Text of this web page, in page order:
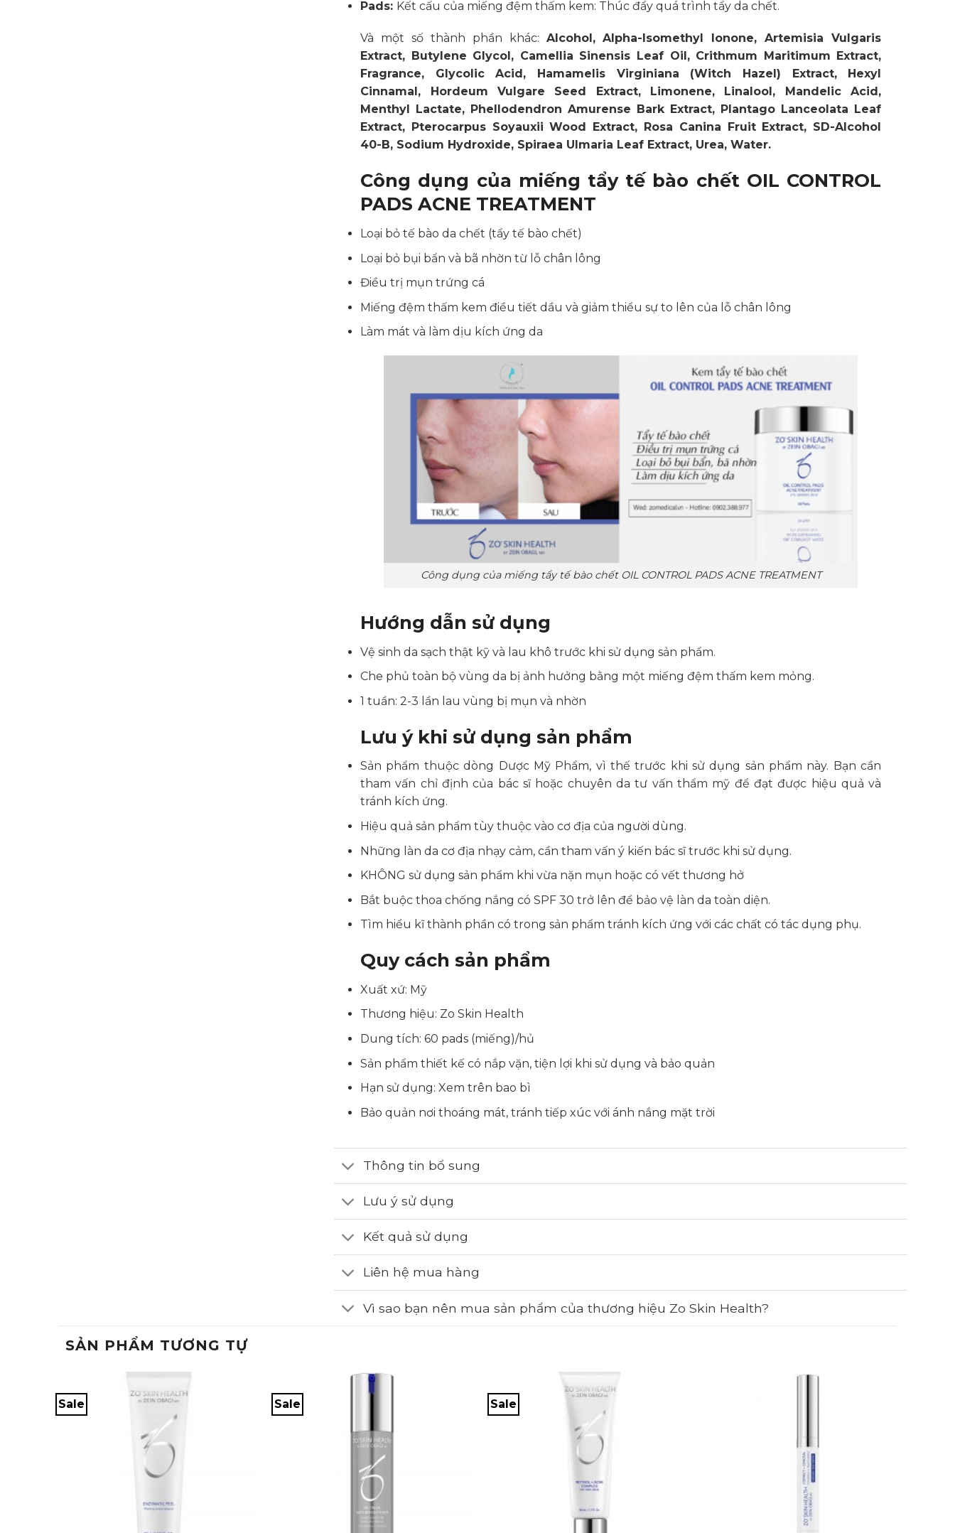
Pads: Kết cấu của miếng đệm thấm kem: Thúc đẩy quá trình tẩy da chết.
Và một số thành phần khác: Alcohol, Alpha-Isomethyl Ionone, Artemisia Vulgaris
Extract, Butylene Glycol, Camellia Sinensis Leaf Oil, Crithmum Maritimum Extract,
Fragrance, Glycolic Acid, Hamamelis Virginiana (Witch Hazel) Extract, Hexyl
Cinnamal, Hordeum Vulgare Seed Extract, Limonene, Linalool, Mandelic Acid,
Menthyl Lactate, Phellodendron Amurense Bark Extract, Plantago Lanceolata Leaf
Extract, Pterocarpus Soyauxii Wood Extract, Rosa Canina Fruit Extract, SD-Alcohol
40-B, Sodium Hydroxide, Spiraea Ulmaria Leaf Extract, Urea, Water.
Công dụng của miếng tẩy tế bào chết OIL CONTROL
PADS ACNE TREATMENT
Loại bỏ tế bào da chết (tẩy tế bào chết)
Loại bỏ bụi bẩn và bã nhờn từ lỗ chân lông
Điều trị mụn trứng cá
Miếng đệm thấm kem điều tiết dầu và giảm thiểu sự to lên của lỗ chân lông
Làm mát và làm dịu kích ứng da
Công dụng của miếng tẩy tế bào chết OIL CONTROL PADS ACNE TREATMENT
Hướng dẫn sử dụng
Vệ sinh da sạch thật kỹ và lau khô trước khi sử dụng sản phẩm.
Che phủ toàn bộ vùng da bị ảnh hưởng bằng một miếng đệm thấm kem mỏng.
1 tuần: 2-3 lần lau vùng bị mụn và nhờn
Lưu ý khi sử dụng sản phẩm
Sản phẩm thuộc dòng Dược Mỹ Phẩm, vì thế trước khi sử dụng sản phẩm này. Bạn cần
tham vấn chỉ định của bác sĩ hoặc chuyên da tư vấn thẩm mỹ để đạt được hiệu quả và
tránh kích ứng.
Hiệu quả sản phẩm tùy thuộc vào cơ địa của người dùng.
Những làn da cơ địa nhạy cảm, cần tham vấn ý kiến bác sĩ trước khi sử dụng.
KHÔNG sử dụng sản phẩm khi vừa nặn mụn hoặc có vết thương hở
Bắt buộc thoa chống nắng có SPF 30 trở lên để bảo vệ làn da toàn diện.
Tìm hiểu kĩ thành phần có trong sản phẩm tránh kích ứng với các chất có tác dụng phụ.
Quy cách sản phẩm
Xuất xứ: Mỹ
Thương hiệu: Zo Skin Health
Dung tích: 60 pads (miếng)/hủ
Sản phẩm thiết kế có nắp vặn, tiện lợi khi sử dụng và bảo quản
Hạn sử dụng: Xem trên bao bì
Bảo quản nơi thoáng mát, tránh tiếp xúc với ánh nắng mặt trời
Thông tin bổ sung
Lưu ý sử dụng
Kết quả sử dụng
Liên hệ mua hàng
Vì sao bạn nên mua sản phẩm của thương hiệu Zo Skin Health?
SẢN PHẨM TƯƠNG TỰ
Sale Sale Sale